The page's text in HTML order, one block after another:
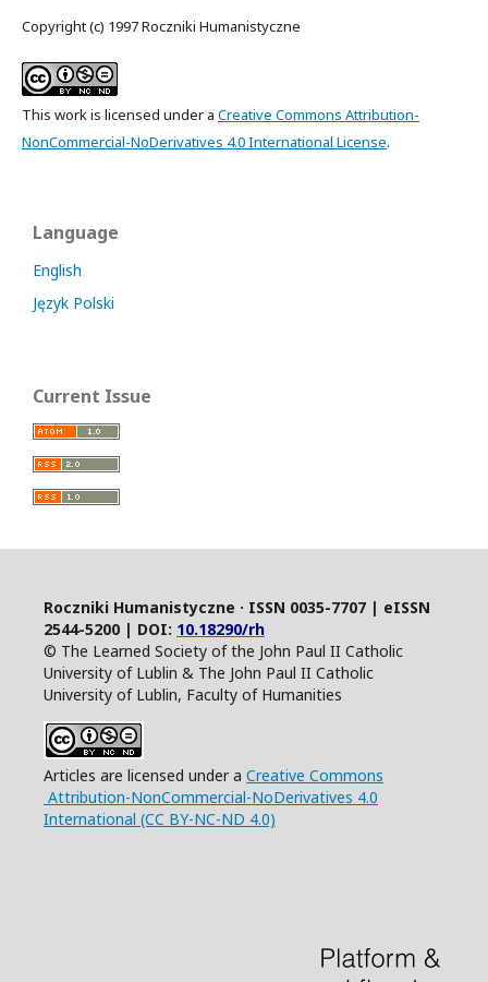
Copyright (c) 1997 Roczniki Humanistyczne
This work is licensed under a Creative Commons Attribution-
NonCommercial-NoDerivatives 4.0 International License.
Language
English
Język Polski
Current Issue
Roczniki Humanistyczne · ISSN 0035-7707 | eISSN
2544-5200 | DOI: 10.18290/rh
© The Learned Society of the John Paul II Catholic
University of Lublin & The John Paul II Catholic
University of Lublin, Faculty of Humanities
Articles are licensed under a Creative Commons
Attribution-NonCommercial-NoDerivatives 4.0
International (CC BY-NC-ND 4.0)